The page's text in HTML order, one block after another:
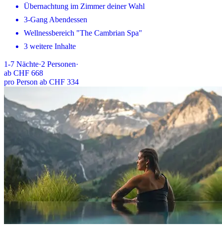
Übernachtung im Zimmer deiner Wahl
3-Gang Abendessen
Wellnessbereich "The Cambrian Spa"
3 weitere Inhalte
1-7 Nächte·2 Personen·
ab CHF 668
pro Person ab CHF 334